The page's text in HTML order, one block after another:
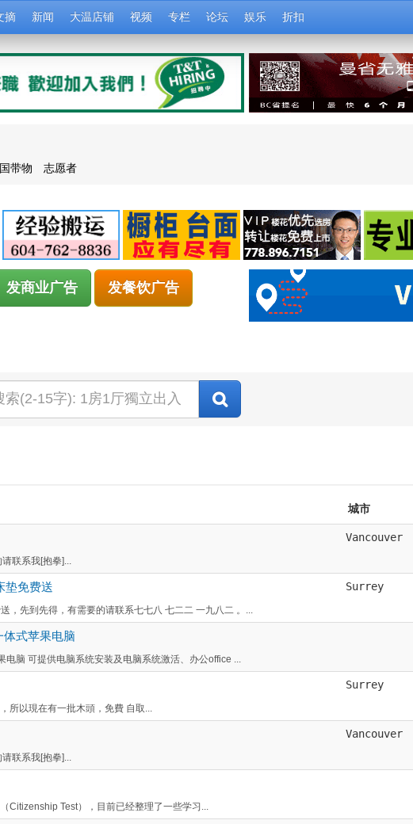
摘 新闻 大温店铺 视频 专栏 论坛 娱乐 折扣
带物 志愿者
发商业广告 发餐饮广告
城市
联系我[抱拳]...
Vancouver
垫免费送
，先到先得，有需要的请联系七七八 七二二 一九八二 。...
Surrey
式苹果电脑
脑 可提供电脑系统安装及电脑系统激活、办公office ...
所以現在有一批木頭，免費 自取...
Surrey
联系我[抱拳]...
Vancouver
Citizenship Test），目前已经整理了一些学习...